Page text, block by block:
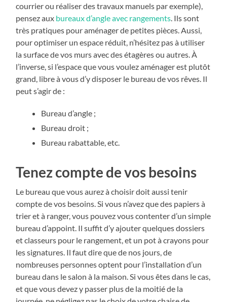
courrier ou réaliser des travaux manuels par exemple),
pensez aux bureaux d’angle avec rangements. Ils sont
très pratiques pour aménager de petites pièces. Aussi,
pour optimiser un espace réduit, n’hésitez pas à utiliser
la surface de vos murs avec des étagères ou autres. À
l’inverse, si l’espace que vous voulez aménager est plutôt
grand, libre à vous d’y disposer le bureau de vos rêves. Il
peut s’agir de :
Bureau d’angle ;
Bureau droit ;
Bureau rabattable, etc.
Tenez compte de vos besoins
Le bureau que vous aurez à choisir doit aussi tenir
compte de vos besoins. Si vous n’avez que des papiers à
trier et à ranger, vous pouvez vous contenter d’un simple
bureau d’appoint. Il suffit d’y ajouter quelques dossiers
et classeurs pour le rangement, et un pot à crayons pour
les signatures. Il faut dire que de nos jours, de
nombreuses personnes optent pour l’installation d’un
bureau dans le salon à la maison. Si vous êtes dans le cas,
et que vous devez y passer plus de la moitié de la